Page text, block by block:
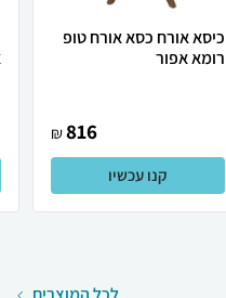
כיסא אורח כסא אורח טופ
רומא אפור
816
₪
קנו עכשיו